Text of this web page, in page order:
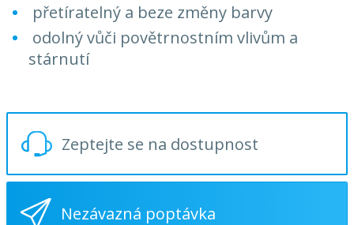
přetíratelný a beze změny barvy
odolný vůči povětrnostním vlivům a
stárnutí
Zeptejte se na dostupnost
Nezávazná poptávka